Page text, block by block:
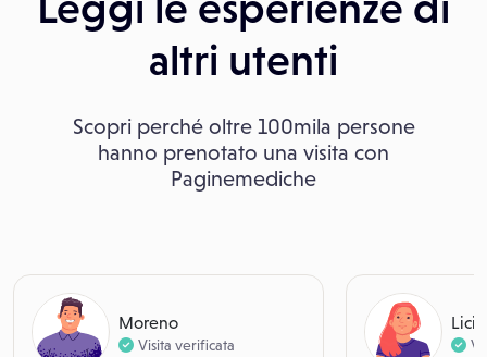
altri utenti
Scopri perché oltre 100mila persone
hanno prenotato una visita con
Paginemediche
Moreno
Visita verificata
Licia